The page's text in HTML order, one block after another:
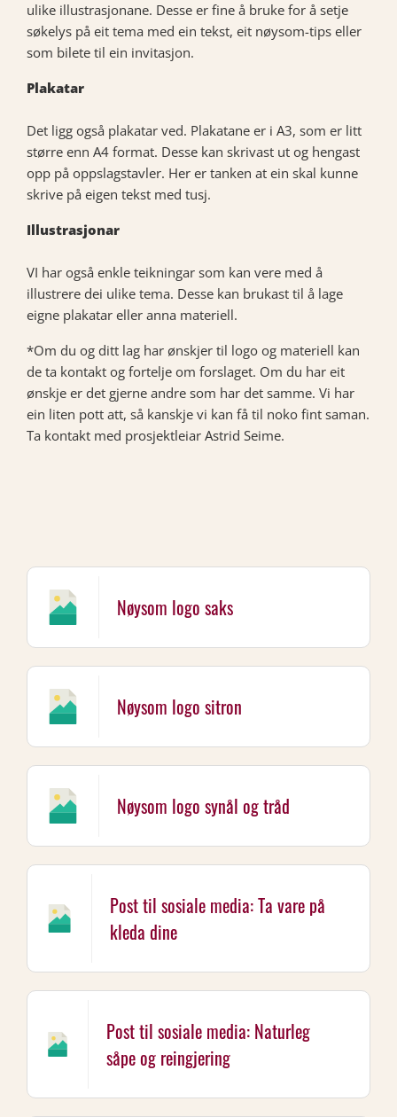
ulike illustrasjonane. Desse er fine å bruke for å setje
søkelys på eit tema med ein tekst, eit nøysom-tips eller
som bilete til ein invitasjon.
Plakatar
Det ligg også plakatar ved. Plakatane er i A3, som er litt
større enn A4 format. Desse kan skrivast ut og hengast
opp på oppslagstavler. Her er tanken at ein skal kunne
skrive på eigen tekst med tusj.
Illustrasjonar
VI har også enkle teikningar som kan vere med å
illustrere dei ulike tema. Desse kan brukast til å lage
eigne plakatar eller anna materiell.
*Om du og ditt lag har ønskjer til logo og materiell kan
de ta kontakt og fortelje om forslaget. Om du har eit
ønskje er det gjerne andre som har det samme. Vi har
ein liten pott att, så kanskje vi kan få til noko fint saman.
Ta kontakt med prosjektleiar Astrid Seime.
Nøysom logo saks
Nøysom logo sitron
Nøysom logo synål og tråd
Post til sosiale media: Ta vare på
kleda dine
Post til sosiale media: Naturleg
såpe og reingjering